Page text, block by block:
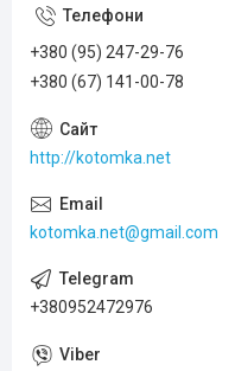
+380 (95) 247-29-76
+380 (67) 141-00-78
http://kotomka.net
kotomka.net@gmail.com
+380952472976